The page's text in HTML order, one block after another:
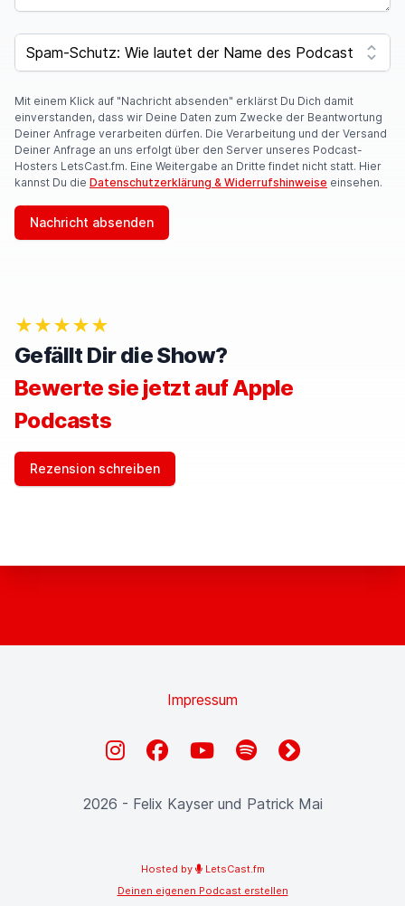
SPAM CAPTCHA
Mit einem Klick auf "Nachricht absenden" erklärst Du Dich damit
einverstanden, dass wir Deine Daten zum Zwecke der Beantwortung
Deiner Anfrage verarbeiten dürfen. Die Verarbeitung und der Versand
Deiner Anfrage an uns erfolgt über den Server unseres Podcast-
Hosters LetsCast.fm. Eine Weitergabe an Dritte findet nicht statt. Hier
kannst Du die Datenschutzerklärung & Widerrufshinweise einsehen.
Nachricht absenden
★★★★★
Gefällt Dir die Show?
Bewerte sie jetzt auf Apple
Podcasts
Rezension schreiben
Impressum
InstagramFacebookYouTubeSpotifyfyyd
2026 - Felix Kayser und Patrick Mai
Hosted by
LetsCast.fm
Deinen eigenen Podcast erstellen